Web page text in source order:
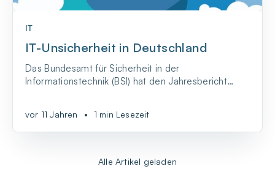
IT
IT-Unsicherheit in Deutschland
Das Bundesamt für Sicherheit in der
Informationstechnik (BSI) hat den Jahresbericht
Wortreich wird erklärt, dass die Cyberattacken
immer professioneller werden, während wir alles
vor 11 Jahren • 1 min Lesezeit
Alle Artikel geladen